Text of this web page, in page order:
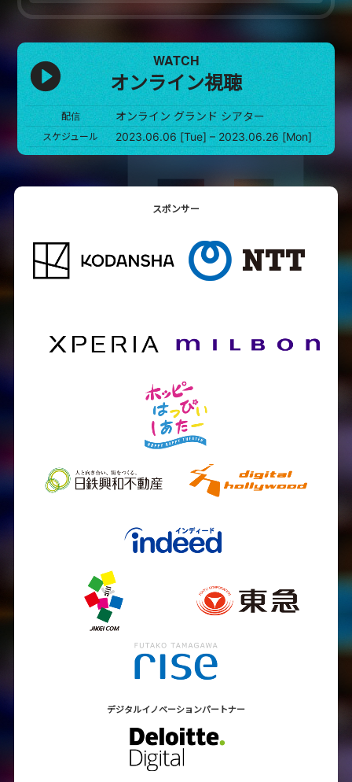
WATCH
オンライン視聴
配信 オンライン グランド シアター
スケジュール 2023.06.06 [Tue] – 2023.06.26 [Mon]
スポンサー
デジタルイノベーションパートナー